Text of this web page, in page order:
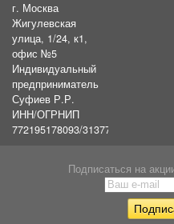
г. Москва
Жигулевская
улица, 1/24, к1,
офис №5
Индивидуальный
предприниматель
Суфиев Р.Р.
ИНН/ОГРНИП
772195178093/31377461610054
Подписаться на